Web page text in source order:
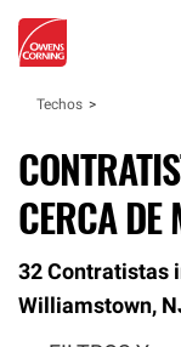
Techos
CERCA
32 Contratistas
Williamstown,